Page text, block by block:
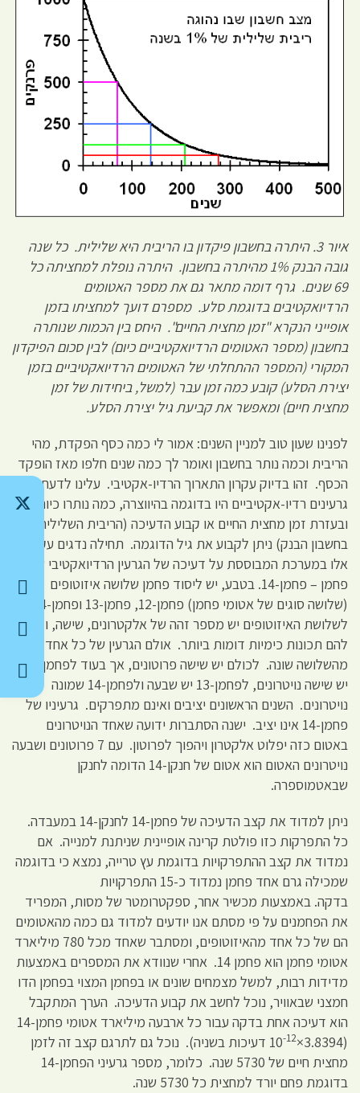
איור 3. היתרה בחשבון פיקדון בו הריבית היא שלילית. כל שנה
גובה הבנק 1% מהיתרה בחשבון. היתרה נופלת למחציתה כל
69 שנים. גרף דומה מתאר גם את מספר האטומים
הרדיואקטיבים בדוגמת סלע. מספרם דועך למחציתו בזמן
אופייני הנקרא "זמן מחצית החיים". היחס בין הכמות שנותרה
בחשבון (מספר האטומים הרדיואקטיביים כיום) לבין סכום הפיקדון
המקורי (המספר ההתחלתי של האטומים הרדיואקטיביים בזמן
יצירת הסלע) קובע כמה זמן עבר (למשל, ביחידות של זמן
מחצית חיים) ומאפשר את קביעת גיל יצירת הסלע.
לפנינו שעון טוב למניין השנים: אמור לי כמה כסף הפקדת, מהי
הריבית וכמה נותר בחשבון ואומר לך כמה שנים חלפו מאז הופקד
הכסף. זהו בדיוק עקרון התארוך הרדיו-אקטיבי. עלינו לדעת כמה
גרעינים רדיו-אקטיביים היו בדוגמה בהיווצרה, כמה נותרו כיום
ובעזרת זמן מחצית החיים או קבוע הדעיכה (הריבית השלילית
בחשבון הבנק) ניתן לקבוע את גיל הדוגמה. תחילה נדגים עקרונות
אלו במערכת המבוססת על דעיכה של הגרעין הרדיואקטיבי של
פחמן – פחמן-14. בטבע, יש ליסוד פחמן שלושה איזוטופים
לשלושת האיזוטופים יש מספר זהה של אלקטרונים, שישה, ולכן יש
להם תכונות כימיות דומות ביותר. אולם הגרעין של כל אחד
מהשלושה שונה. לכולם יש שישה פרוטונים, אך בעוד לפחמן-12
יש שישה נויטרונים, לפחמן-13 יש שבעה ולפחמן-14 שמונה
נויטרונים. השנים הראשונים יציבים ואינם מתפרקים. גרעיניו של
פחמן-14 אינו יציב. ישנה הסתברות ידועה שאחד הנויטרונים
באטום כזה יפלוט אלקטרון ויהפוך לפרוטון. עם 7 פרוטונים ושבעה
נויטרונים האטום הוא אטום של חנקן-14 הדומה לחנקן
שבאטמוספרה.
ניתן למדוד את קצב הדעיכה של פחמן-14 לחנקן-14 במעבדה.
כל התפרקות כזו פולטת קרינה אופיינית שניתנת למנייה. אם
נמדוד את קצב ההתפרקויות בדוגמת עץ טרייה, נמצא כי בדוגמה
שמכילה גרם אחד פחמן נמדוד כ-15 התפרקויות
בדקה. באמצעות מכשיר אחר, ספקטרומטר של מסות, המפריד
את הפחמנים על פי מסתם אנו יודעים למדוד גם כמה מהאטומים
הם של כל אחד מהאיזוטופים, ומסתבר שאחד מכל 780 מיליארד
אטומי פחמן הוא פחמן 14. אחרי שנוודא את המספרים באמצעות
מדידות רבות, למשל מצמחים שונים או בפחמן המצוי בפחמן הדו
חמצני שבאוויר, נוכל לחשב את קבוע הדעיכה. הערך המתקבל
הוא דעיכה אחת בדקה עבור כל ארבעה מיליארד אטומי פחמן-14
(3.8394×10
-12
דעיכות בשניה). נוכל גם לתרגם קצב זה לזמן
מחצית חיים של 5730 שנה. כלומר, מספר גרעיני הפחמן-14
בדוגמת פחם יורד למחצית כל 5730 שנה.